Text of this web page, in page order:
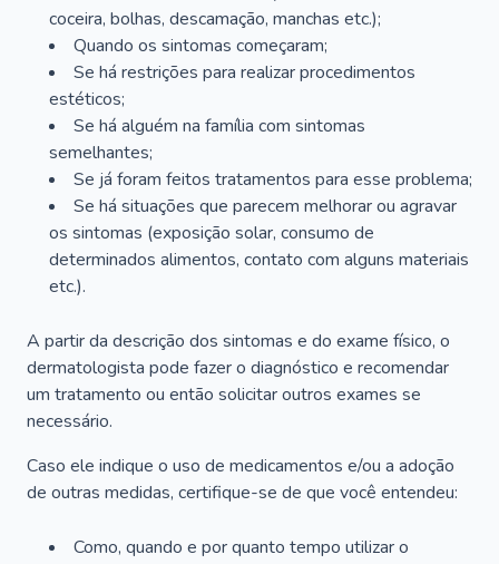
coceira, bolhas, descamação, manchas etc.);
Quando os sintomas começaram;
Se há restrições para realizar procedimentos
estéticos;
Se há alguém na família com sintomas
semelhantes;
Se já foram feitos tratamentos para esse problema;
Se há situações que parecem melhorar ou agravar
os sintomas (exposição solar, consumo de
determinados alimentos, contato com alguns materiais
etc.).
A partir da descrição dos sintomas e do exame físico, o
dermatologista pode fazer o diagnóstico e recomendar
um tratamento ou então solicitar outros exames se
necessário.
Caso ele indique o uso de medicamentos e/ou a adoção
de outras medidas, certifique-se de que você entendeu:
Como, quando e por quanto tempo utilizar o